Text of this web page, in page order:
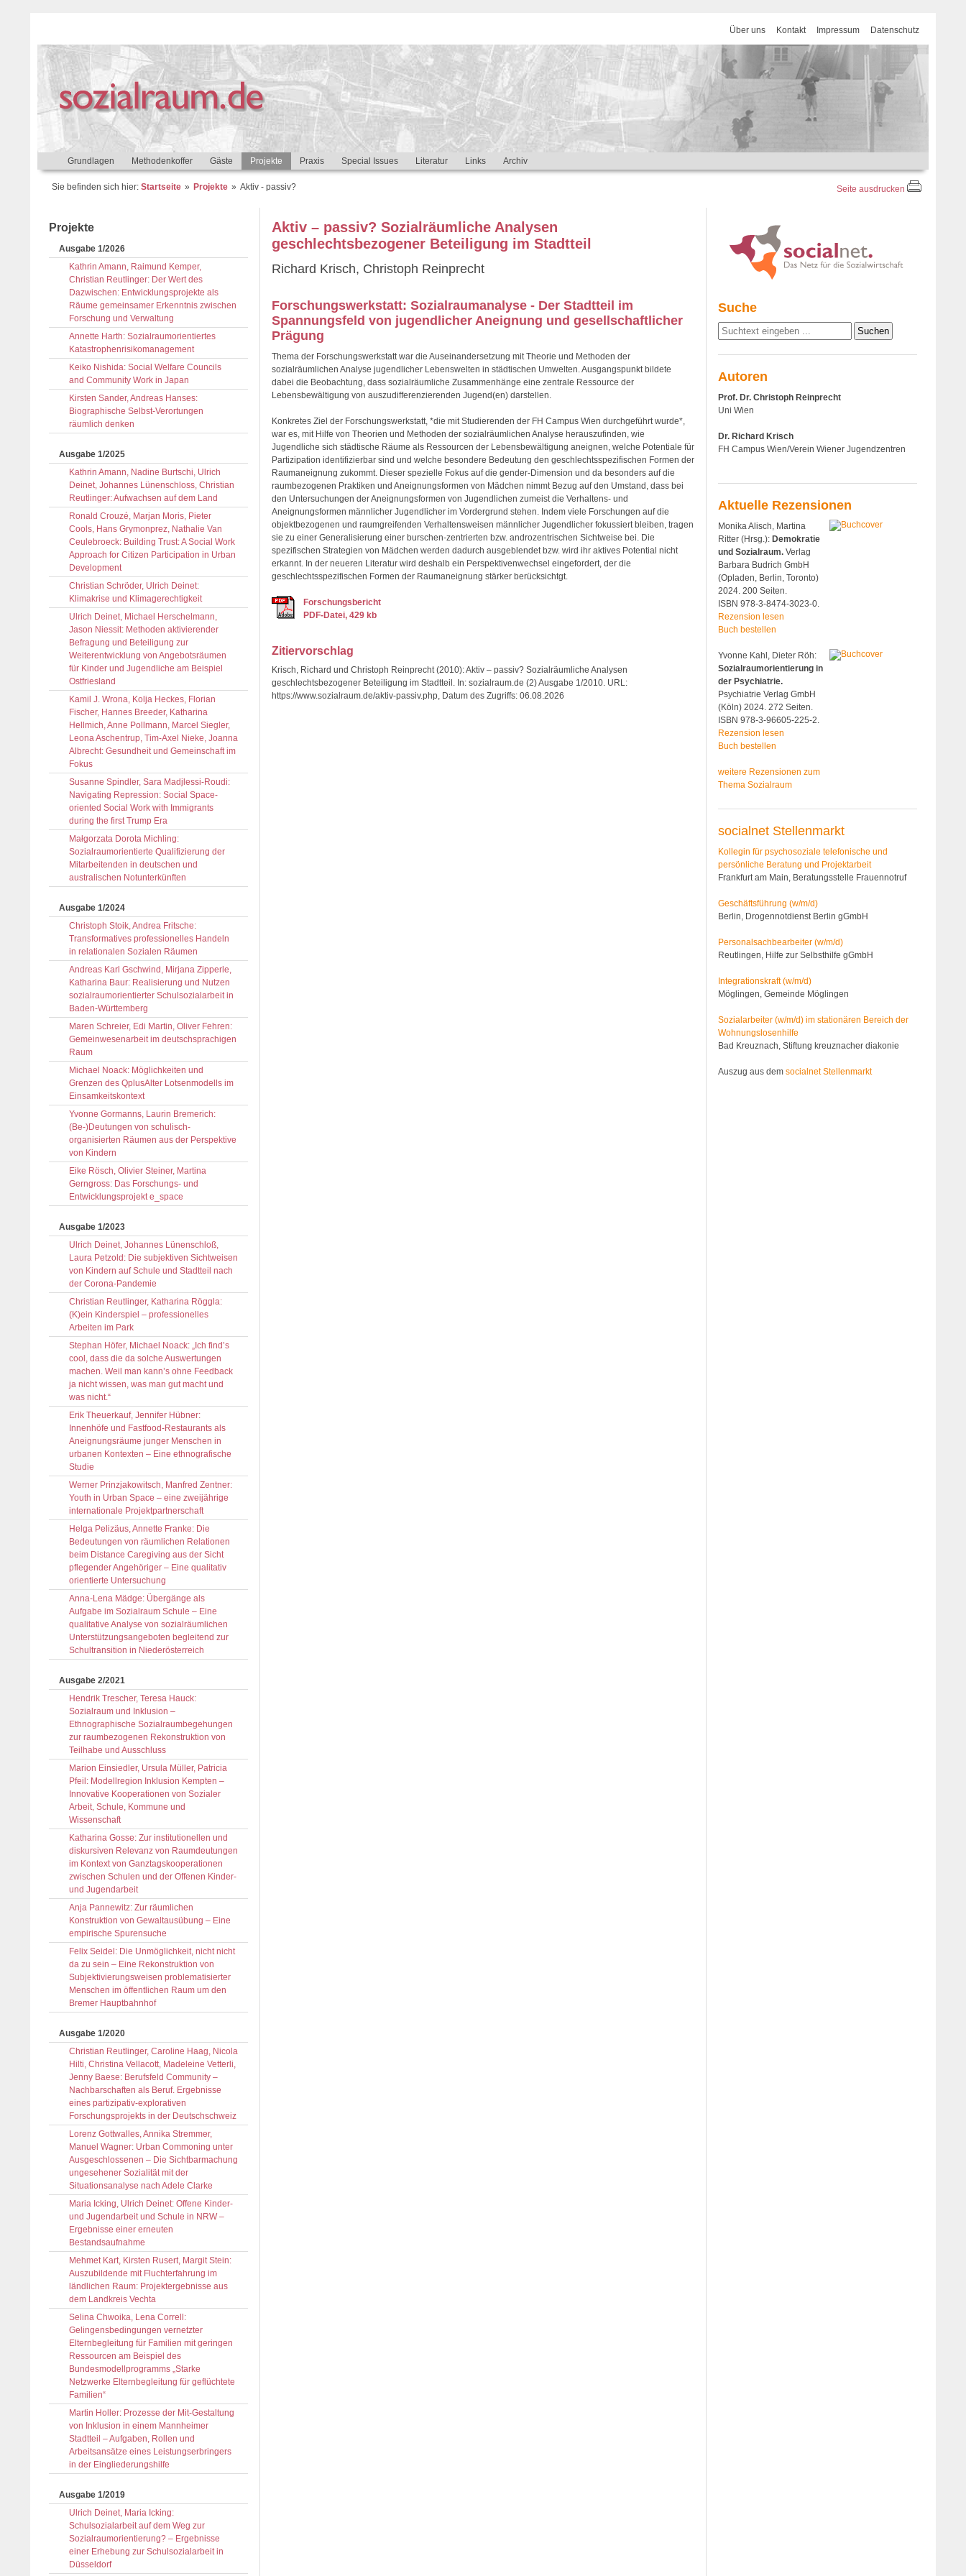
Über uns Kontakt Impressum Datenschutz
Grundlagen Methodenkoffer Gäste Projekte Praxis Special Issues Literatur Links Archiv
Seite ausdrucken
Sie befinden sich hier: Startseite Projekte Aktiv - passiv?
Aktiv – passiv? Sozialräumliche Analysen
geschlechtsbezogener Beteiligung im Stadtteil
Richard Krisch, Christoph Reinprecht
Forschungswerkstatt: Sozialraumanalyse - Der Stadtteil im
Spannungsfeld von jugendlicher Aneignung und gesellschaftlicher
Prägung
Thema der Forschungswerkstatt war die Auseinandersetzung mit Theorie und Methoden der
sozialräumlichen Analyse jugendlicher Lebenswelten in städtischen Umwelten. Ausgangspunkt bildete
dabei die Beobachtung, dass sozialräumliche Zusammenhänge eine zentrale Ressource der
Lebensbewältigung von auszudifferenzierenden Jugend(en) darstellen.
Konkretes Ziel der Forschungswerkstatt, *die mit Studierenden der FH Campus Wien durchgeführt wurde*,
war es, mit Hilfe von Theorien und Methoden der sozialräumlichen Analyse herauszufinden, wie
Jugendliche sich städtische Räume als Ressourcen der Lebensbewältigung aneignen, welche Potentiale für
Partizipation identifizierbar sind und welche besondere Bedeutung den geschlechtsspezifischen Formen der
Raumaneignung zukommt. Dieser spezielle Fokus auf die gender-Dimension und da besonders auf die
raumbezogenen Praktiken und Aneignungsformen von Mädchen nimmt Bezug auf den Umstand, dass bei
den Untersuchungen der Aneignungsformen von Jugendlichen zumeist die Verhaltens- und
Aneignungsformen männlicher Jugendlicher im Vordergrund stehen. Indem viele Forschungen auf die
objektbezogenen und raumgreifenden Verhaltensweisen männlicher Jugendlicher fokussiert bleiben, tragen
sie zu einer Generalisierung einer burschen-zentrierten bzw. androzentrischen Sichtweise bei. Die
spezifischen Strategien von Mädchen werden dadurch ausgeblendet bzw. wird ihr aktives Potential nicht
erkannt. In der neueren Literatur wird deshalb ein Perspektivenwechsel eingefordert, der die
geschlechtsspezifischen Formen der Raumaneignung stärker berücksichtgt.
Forschungsbericht
PDF-Datei, 429 kb
Zitiervorschlag
Krisch, Richard und Christoph Reinprecht (2010): Aktiv – passiv? Sozialräumliche Analysen
geschlechtsbezogener Beteiligung im Stadtteil. In: sozialraum.de (2) Ausgabe 1/2010. URL:
https://www.sozialraum.de/aktiv-passiv.php, Datum des Zugriffs: 06.08.2026
Projekte
Ausgabe 1/2026
Kathrin Amann, Raimund Kemper,
Christian Reutlinger: Der Wert des
Dazwischen: Entwicklungsprojekte als
Räume gemeinsamer Erkenntnis zwischen
Forschung und Verwaltung
Annette Harth: Sozialraumorientiertes
Katastrophenrisikomanagement
Keiko Nishida: Social Welfare Councils
and Community Work in Japan
Kirsten Sander, Andreas Hanses:
Biographische Selbst-Verortungen
räumlich denken
Ausgabe 1/2025
Kathrin Amann, Nadine Burtschi, Ulrich
Deinet, Johannes Lünenschloss, Christian
Reutlinger: Aufwachsen auf dem Land
Ronald Crouzé, Marjan Moris, Pieter
Cools, Hans Grymonprez, Nathalie Van
Ceulebroeck: Building Trust: A Social Work
Approach for Citizen Participation in Urban
Development
Christian Schröder, Ulrich Deinet:
Klimakrise und Klimagerechtigkeit
Ulrich Deinet, Michael Herschelmann,
Jason Niessit: Methoden aktivierender
Befragung und Beteiligung zur
Weiterentwicklung von Angebotsräumen
für Kinder und Jugendliche am Beispiel
Ostfriesland
Kamil J. Wrona, Kolja Heckes, Florian
Fischer, Hannes Breeder, Katharina
Hellmich, Anne Pollmann, Marcel Siegler,
Leona Aschentrup, Tim-Axel Nieke, Joanna
Albrecht: Gesundheit und Gemeinschaft im
Fokus
Susanne Spindler, Sara Madjlessi-Roudi:
Navigating Repression: Social Space-
oriented Social Work with Immigrants
during the first Trump Era
Małgorzata Dorota Michling:
Sozialraumorientierte Qualifizierung der
Mitarbeitenden in deutschen und
australischen Notunterkünften
Ausgabe 1/2024
Christoph Stoik, Andrea Fritsche:
Transformatives professionelles Handeln
in relationalen Sozialen Räumen
Andreas Karl Gschwind, Mirjana Zipperle,
Katharina Baur: Realisierung und Nutzen
sozialraumorientierter Schulsozialarbeit in
Baden-Württemberg
Maren Schreier, Edi Martin, Oliver Fehren:
Gemeinwesenarbeit im deutschsprachigen
Raum
Michael Noack: Möglichkeiten und
Grenzen des QplusAlter Lotsenmodells im
Einsamkeitskontext
Yvonne Gormanns, Laurin Bremerich:
(Be-)Deutungen von schulisch-
organisierten Räumen aus der Perspektive
von Kindern
Eike Rösch, Olivier Steiner, Martina
Gerngross: Das Forschungs- und
Entwicklungsprojekt e_space
Ausgabe 1/2023
Ulrich Deinet, Johannes Lünenschloß,
Laura Petzold: Die subjektiven Sichtweisen
von Kindern auf Schule und Stadtteil nach
der Corona-Pandemie
Christian Reutlinger, Katharina Röggla:
(K)ein Kinderspiel – professionelles
Arbeiten im Park
Stephan Höfer, Michael Noack: „Ich find’s
cool, dass die da solche Auswertungen
machen. Weil man kann’s ohne Feedback
ja nicht wissen, was man gut macht und
was nicht.“
Erik Theuerkauf, Jennifer Hübner:
Innenhöfe und Fastfood-Restaurants als
Aneignungsräume junger Menschen in
urbanen Kontexten – Eine ethnografische
Studie
Werner Prinzjakowitsch, Manfred Zentner:
Youth in Urban Space – eine zweijährige
internationale Projektpartnerschaft
Helga Pelizäus, Annette Franke: Die
Bedeutungen von räumlichen Relationen
beim Distance Caregiving aus der Sicht
pflegender Angehöriger – Eine qualitativ
orientierte Untersuchung
Anna-Lena Mädge: Übergänge als
Aufgabe im Sozialraum Schule – Eine
qualitative Analyse von sozialräumlichen
Unterstützungsangeboten begleitend zur
Schultransition in Niederösterreich
Ausgabe 2/2021
Hendrik Trescher, Teresa Hauck:
Sozialraum und Inklusion –
Ethnographische Sozialraumbegehungen
zur raumbezogenen Rekonstruktion von
Teilhabe und Ausschluss
Marion Einsiedler, Ursula Müller, Patricia
Pfeil: Modellregion Inklusion Kempten –
Innovative Kooperationen von Sozialer
Arbeit, Schule, Kommune und
Wissenschaft
Katharina Gosse: Zur institutionellen und
diskursiven Relevanz von Raumdeutungen
im Kontext von Ganztagskooperationen
zwischen Schulen und der Offenen Kinder-
und Jugendarbeit
Anja Pannewitz: Zur räumlichen
Konstruktion von Gewaltausübung – Eine
empirische Spurensuche
Felix Seidel: Die Unmöglichkeit, nicht nicht
da zu sein – Eine Rekonstruktion von
Subjektivierungsweisen problematisierter
Menschen im öffentlichen Raum um den
Bremer Hauptbahnhof
Ausgabe 1/2020
Christian Reutlinger, Caroline Haag, Nicola
Hilti, Christina Vellacott, Madeleine Vetterli,
Jenny Baese: Berufsfeld Community –
Nachbarschaften als Beruf. Ergebnisse
eines partizipativ-explorativen
Forschungsprojekts in der Deutschschweiz
Lorenz Gottwalles, Annika Stremmer,
Manuel Wagner: Urban Commoning unter
Ausgeschlossenen – Die Sichtbarmachung
ungesehener Sozialität mit der
Situationsanalyse nach Adele Clarke
Maria Icking, Ulrich Deinet: Offene Kinder-
und Jugendarbeit und Schule in NRW –
Ergebnisse einer erneuten
Bestandsaufnahme
Mehmet Kart, Kirsten Rusert, Margit Stein:
Auszubildende mit Fluchterfahrung im
ländlichen Raum: Projektergebnisse aus
dem Landkreis Vechta
Selina Chwoika, Lena Correll:
Gelingensbedingungen vernetzter
Elternbegleitung für Familien mit geringen
Ressourcen am Beispiel des
Bundesmodellprogramms „Starke
Netzwerke Elternbegleitung für geflüchtete
Familien“
Martin Holler: Prozesse der Mit-Gestaltung
von Inklusion in einem Mannheimer
Stadtteil – Aufgaben, Rollen und
Arbeitsansätze eines Leistungserbringers
in der Eingliederungshilfe
Ausgabe 1/2019
Ulrich Deinet, Maria Icking:
Schulsozialarbeit auf dem Weg zur
Sozialraumorientierung? – Ergebnisse
einer Erhebung zur Schulsozialarbeit in
Düsseldorf
Suche
Autoren
Prof. Dr. Christoph Reinprecht
Uni Wien
Dr. Richard Krisch
FH Campus Wien/Verein Wiener Jugendzentren
Aktuelle Rezensionen
Monika Alisch, Martina
Ritter (Hrsg.): Demokratie
und Sozialraum. Verlag
Barbara Budrich GmbH
(Opladen, Berlin, Toronto)
2024. 200 Seiten.
ISBN 978-3-8474-3023-0.
Rezension lesen
Buch bestellen
Yvonne Kahl, Dieter Röh:
Sozialraumorientierung in
der Psychiatrie.
Psychiatrie Verlag GmbH
(Köln) 2024. 272 Seiten.
ISBN 978-3-96605-225-2.
Rezension lesen
Buch bestellen
weitere Rezensionen zum
Thema Sozialraum
socialnet Stellenmarkt
Kollegin für psychosoziale telefonische und
persönliche Beratung und Projektarbeit
Frankfurt am Main, Beratungsstelle Frauennotruf
Geschäftsführung (w/m/d)
Berlin, Drogennotdienst Berlin gGmbH
Personalsach­bearbeiter (w/m/d)
Reutlingen, Hilfe zur Selbsthilfe gGmbH
Integrationskraft (w/m/d)
Möglingen, Gemeinde Möglingen
Sozialarbeiter (w/m/d) im stationären Bereich der
Wohnungslosenhilfe
Bad Kreuznach, Stiftung kreuznacher diakonie
Auszug aus dem socialnet Stellenmarkt